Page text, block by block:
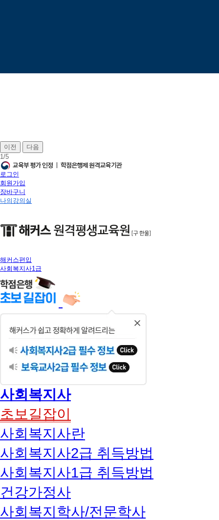
이전
다음
1/5
로그인
회원가입
장바구니
나의강의실
해커스편입
사회복지사1급
사회복지사
초보길잡이
사회복지사란
사회복지사2급 취득방법
사회복지사1급 취득방법
건강가정사
사회복지학사/전문학사